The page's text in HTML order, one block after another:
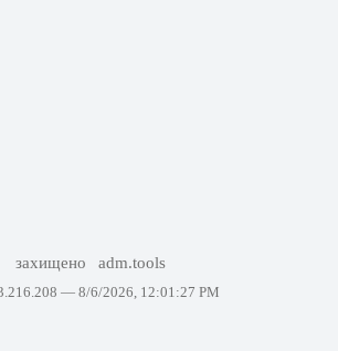
захищено adm.tools
— 8/6/2026, 12:01:27 PM